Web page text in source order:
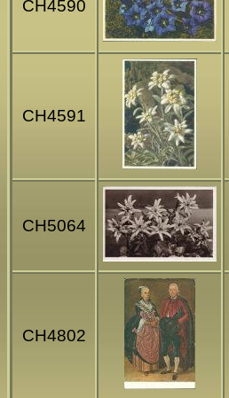
CH4590
CH4591
CH5064
CH4802